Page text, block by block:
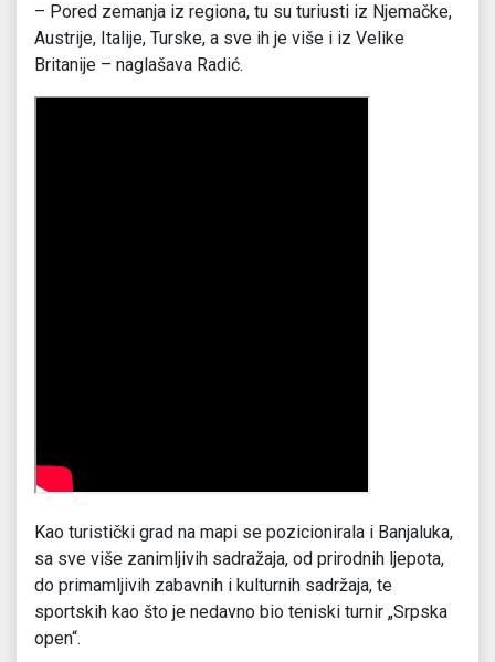
– Pored zemanja iz regiona, tu su turiusti iz Njemačke,
Austrije, Italije, Turske, a sve ih je više i iz Velike
Britanije – naglašava Radić.
Kao turistički grad na mapi se pozicionirala i Banjaluka,
sa sve više zanimljivih sadražaja, od prirodnih ljepota,
do primamljivih zabavnih i kulturnih sadržaja, te
sportskih kao što je nedavno bio teniski turnir „Srpska
open“.